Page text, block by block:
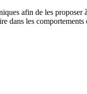
afin de les
les